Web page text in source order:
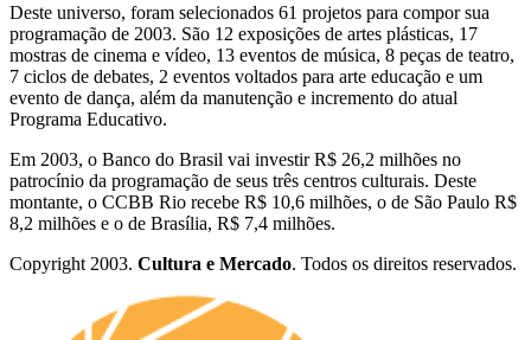
Deste universo, foram selecionados 61 projetos para compor sua
programação de 2003. São 12 exposições de artes plásticas, 17
mostras de cinema e vídeo, 13 eventos de música, 8 peças de teatro,
7 ciclos de debates, 2 eventos voltados para arte educação e um
evento de dança, além da manutenção e incremento do atual
Programa Educativo.
Em 2003, o Banco do Brasil vai investir R$ 26,2 milhões no
patrocínio da programação de seus três centros culturais. Deste
montante, o CCBB Rio recebe R$ 10,6 milhões, o de São Paulo R$
8,2 milhões e o de Brasília, R$ 7,4 milhões.
Copyright 2003. Cultura e Mercado. Todos os direitos reservados.